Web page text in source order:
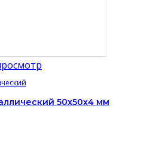
50x50x4 мм